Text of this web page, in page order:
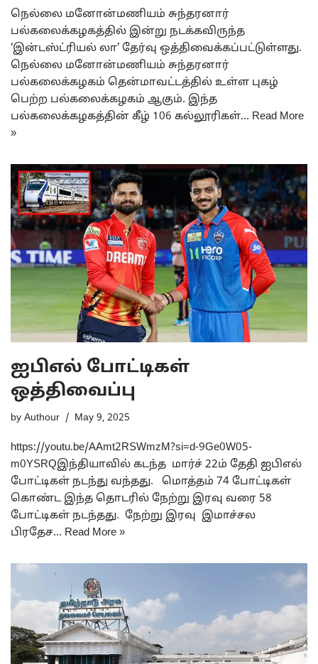
நெல்லை மனோன்மணியம் சுந்தரனார்
பல்கலைக்கழகத்தில் இன்று நடக்கவிருந்த
‘இன்டஸ்ட்ரியல் லா’ தேர்வு ஒத்திவைக்கப்பட்டுள்ளது.
நெல்லை மனோன்மணியம் சுந்தரனார்
பல்கலைக்கழகம் தென்மாவட்டத்தில் உள்ள புகழ்
பெற்ற பல்கலைக்கழகம் ஆகும். இந்த
பல்கலைக்கழகத்தின் கீழ் 106 கல்லூரிகள்… Read More
»
ஐபிஎல் போட்டிகள்
ஒத்திவைப்பு
by Authour May 9, 2025
https://youtu.be/AAmt2RSWmzM?si=d-9Ge0W05-
m0YSRQஇந்தியாவில் கடந்த மார்ச் 22ம் தேதி ஐபிஎல்
போட்டிகள் நடந்து வந்தது. மொத்தம் 74 போட்டிகள்
கொண்ட இந்த தொடரில் நேற்று இரவு வரை 58
போட்டிகள் நடந்தது. நேற்று இரவு இமாச்சல
பிரதேச… Read More »